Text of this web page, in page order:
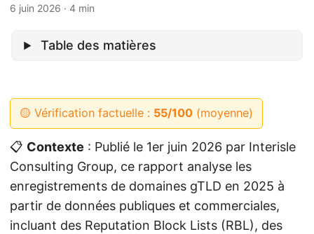
6 juin 2026 · 4 min
Table des matières
🟡 Vérification factuelle : 55/100(moyenne)
📋 Contexte : Publié le 1er juin 2026 par Interisle
Consulting Group, ce rapport analyse les
enregistrements de domaines gTLD en 2025 à
partir de données publiques et commerciales,
incluant des Reputation Block Lists (RBL), des